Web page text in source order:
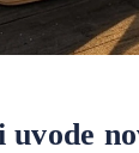
uvode